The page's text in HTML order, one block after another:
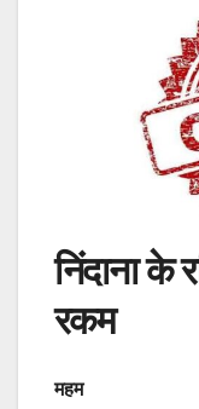
निंदाना के
रकम
महम